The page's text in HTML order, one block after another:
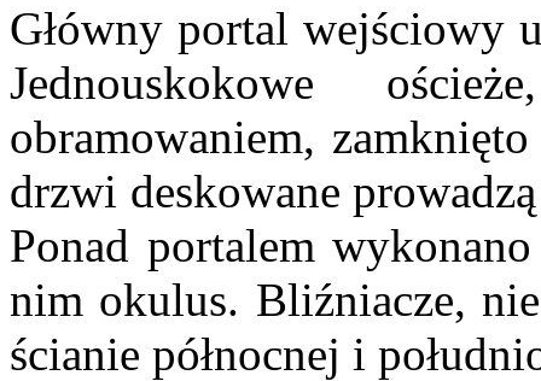
Główny portal wejściowy
Jednouskokowe
obramowaniem,
drzwi deskowane
Ponad portalem
nim okulus. Bliźniacze,
ścianie północnej i